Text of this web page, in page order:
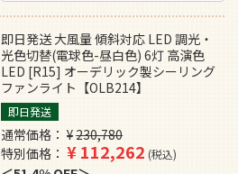
即日発送 大風量 傾斜対応 LED 調光・
光色切替(電球色-昼白色) 6灯 高演色
LED [R15] オーデリック製シーリング
ファンライト【OLB214】
即日発送
通常価格 ¥230,780
特別価格
¥112,262 税込